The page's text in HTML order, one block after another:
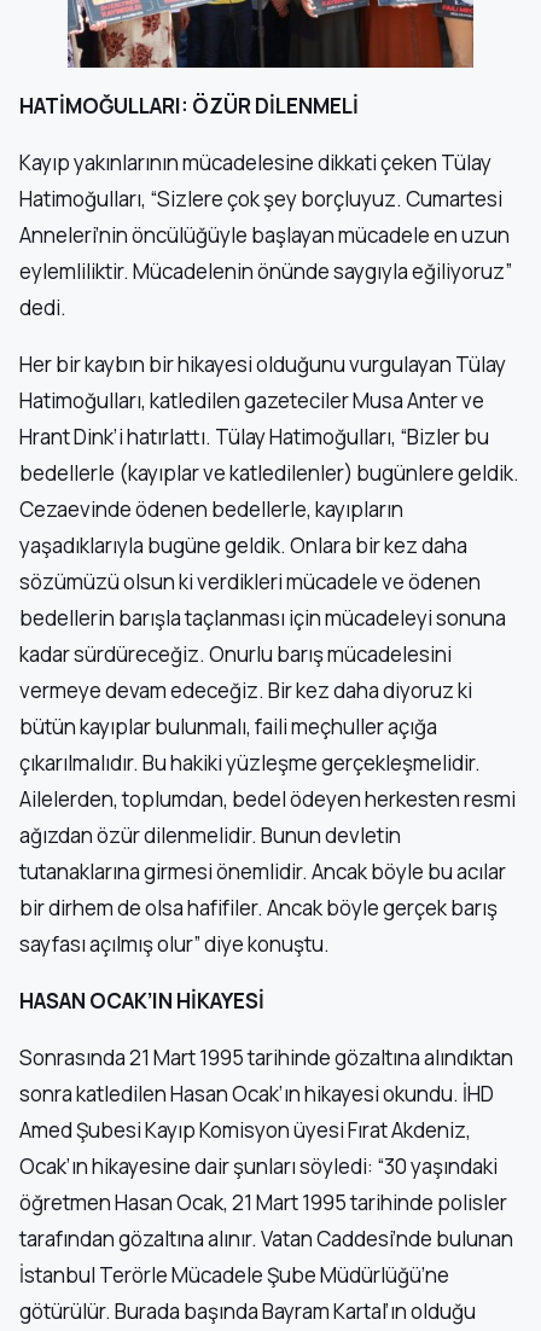
HATİMOĞULLARI: ÖZÜR DİLENMELİ
Kayıp yakınlarının mücadelesine dikkati çeken Tülay
Hatimoğulları, “Sizlere çok şey borçluyuz. Cumartesi
Anneleri’nin öncülüğüyle başlayan mücadele en uzun
eylemliliktir. Mücadelenin önünde saygıyla eğiliyoruz”
dedi.
Her bir kaybın bir hikayesi olduğunu vurgulayan Tülay
Hatimoğulları, katledilen gazeteciler Musa Anter ve
Hrant Dink’i hatırlattı. Tülay Hatimoğulları, “Bizler bu
bedellerle (kayıplar ve katledilenler) bugünlere geldik.
Cezaevinde ödenen bedellerle, kayıpların
yaşadıklarıyla bugüne geldik. Onlara bir kez daha
sözümüzü olsun ki verdikleri mücadele ve ödenen
bedellerin barışla taçlanması için mücadeleyi sonuna
kadar sürdüreceğiz. Onurlu barış mücadelesini
vermeye devam edeceğiz. Bir kez daha diyoruz ki
bütün kayıplar bulunmalı, faili meçhuller açığa
çıkarılmalıdır. Bu hakiki yüzleşme gerçekleşmelidir.
Ailelerden, toplumdan, bedel ödeyen herkesten resmi
ağızdan özür dilenmelidir. Bunun devletin
tutanaklarına girmesi önemlidir. Ancak böyle bu acılar
bir dirhem de olsa hafifiler. Ancak böyle gerçek barış
sayfası açılmış olur” diye konuştu.
HASAN OCAK’IN HİKAYESİ
Sonrasında 21 Mart 1995 tarihinde gözaltına alındıktan
sonra katledilen Hasan Ocak’ın hikayesi okundu. İHD
Amed Şubesi Kayıp Komisyon üyesi Fırat Akdeniz,
Ocak’ın hikayesine dair şunları söyledi: “30 yaşındaki
öğretmen Hasan Ocak, 21 Mart 1995 tarihinde polisler
tarafından gözaltına alınır. Vatan Caddesi’nde bulunan
İstanbul Terörle Mücadele Şube Müdürlüğü’ne
götürülür. Burada başında Bayram Kartal’ın olduğu